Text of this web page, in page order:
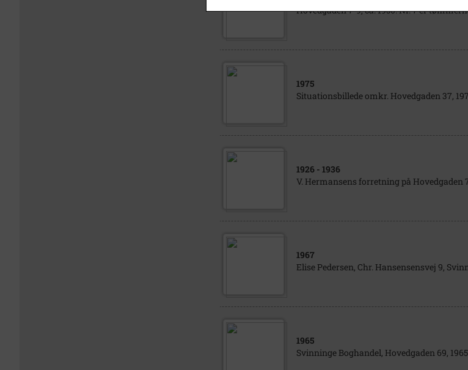
Hovedgaden 7-9, ca. 1950. Nr. 7 er
1975
Situationsbillede omkr. Hovedgaden 37,
1926 - 1936
V. Hermansens forretning på Hovedgaden
1967
Elise Pedersen, Chr. Hansensensvej 9,
1965
Svinninge Boghandel, Hovedgaden 69, 1965